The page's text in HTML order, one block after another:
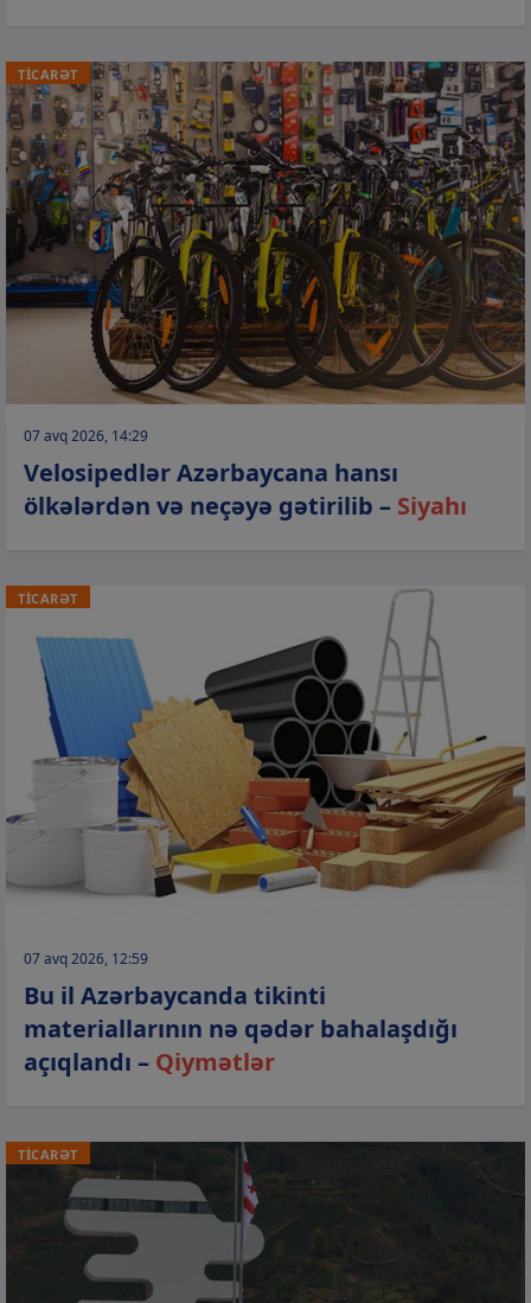
TİCARƏT
07 avq 2026, 14:29
Velosipedlər Azərbaycana hansı
ölkələrdən və neçəyə gətirilib – Siyahı
TİCARƏT
07 avq 2026, 12:59
Bu il Azərbaycanda tikinti
materiallarının nə qədər bahalaşdığı
açıqlandı – Qiymətlər
TİCARƏT